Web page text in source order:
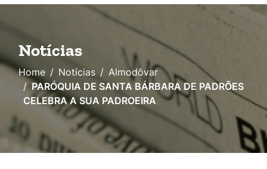
Notícias
Home Notícias
Almodôvar
PARÓQUIA DE SANTA BÁRBARA DE PADRÕES
CELEBRA A SUA PADROEIRA